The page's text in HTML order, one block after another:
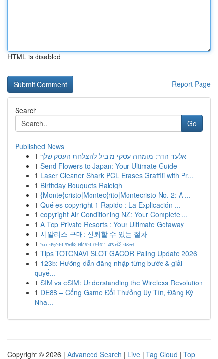
HTML is disabled
Report Page
Search
Go
Published News
1 אלעד הדר: מומחה עסקי מוביל להצלחת העסק שלך
1 Send Flowers to Japan: Your Ultimate Guide
1 Laser Cleaner Shark PCL Erases Graffiti with Pr...
1 Birthday Bouquets Raleigh
1 {Monte{cristo|Montec{rito|Montecristo No. 2: A ...
1 Qué es copyright 1 Rapido : La Explicación ...
1 copyright Air Conditioning NZ: Your Complete ...
1 A Top Private Resorts : Your Ultimate Getaway
1 시알리스 구매: 신뢰할 수 있는 절차
1 ৯০ বছরের গুনাহ মাফের দোয়া: এখনই করুন
1 Tips TOTONAVI SLOT GACOR Paling Update 2026
1 123b: Hướng dẫn đăng nhập từng bước & giải
quyế...
1 SIM vs eSIM: Understanding the Wireless Revolution
1 DE88 – Cổng Game Đổi Thưởng Uy Tín, Đăng Ký
Nha...
Copyright © 2026 | Advanced Search | Live | Tag Cloud | Top